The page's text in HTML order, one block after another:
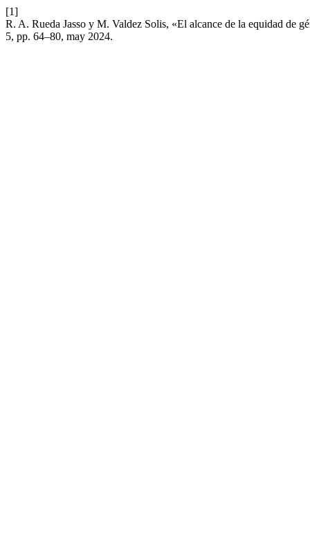
[1]
R. A. Rueda Jasso y M. Valdez Solis, «El alcance de la equidad de
5, pp. 64–80, may 2024.